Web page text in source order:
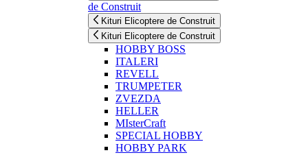
de Construit
Kituri Elicoptere de Construit
Kituri Elicoptere de Construit
HOBBY BOSS
ITALERI
REVELL
TRUMPETER
ZVEZDA
HELLER
MIsterCraft
SPECIAL HOBBY
HOBBY PARK